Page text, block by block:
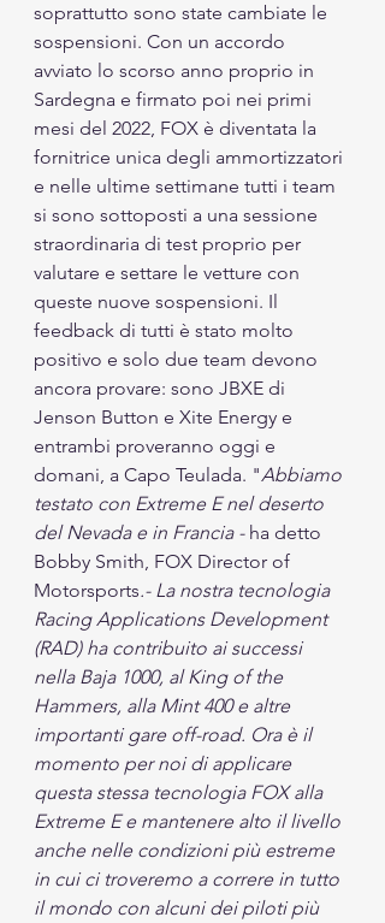
soprattutto sono state cambiate le
sospensioni. Con un accordo
avviato lo scorso anno proprio in
Sardegna e firmato poi nei primi
mesi del 2022, FOX è diventata la
fornitrice unica degli ammortizzatori
e nelle ultime settimane tutti i team
si sono sottoposti a una sessione
straordinaria di test proprio per
valutare e settare le vetture con
queste nuove sospensioni. Il
feedback di tutti è stato molto
positivo e solo due team devono
ancora provare: sono JBXE di
Jenson Button e Xite Energy e
entrambi proveranno oggi e
domani, a Capo Teulada. "Abbiamo
testato con Extreme E nel deserto
del Nevada e in Francia - ha detto
Bobby Smith, FOX Director of
Motorsports.- La nostra tecnologia
Racing Applications Development
(RAD) ha contribuito ai successi
nella Baja 1000, al King of the
Hammers, alla Mint 400 e altre
importanti gare off-road. Ora è il
momento per noi di applicare
questa stessa tecnologia FOX alla
Extreme E e mantenere alto il livello
anche nelle condizioni più estreme
in cui ci troveremo a correre in tutto
il mondo con alcuni dei piloti più